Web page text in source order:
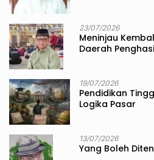
23/07/2026
Meninjau
Daerah
19/07/2026
Pendidikan
Logika Pasar
13/07/2026
Yang Boleh